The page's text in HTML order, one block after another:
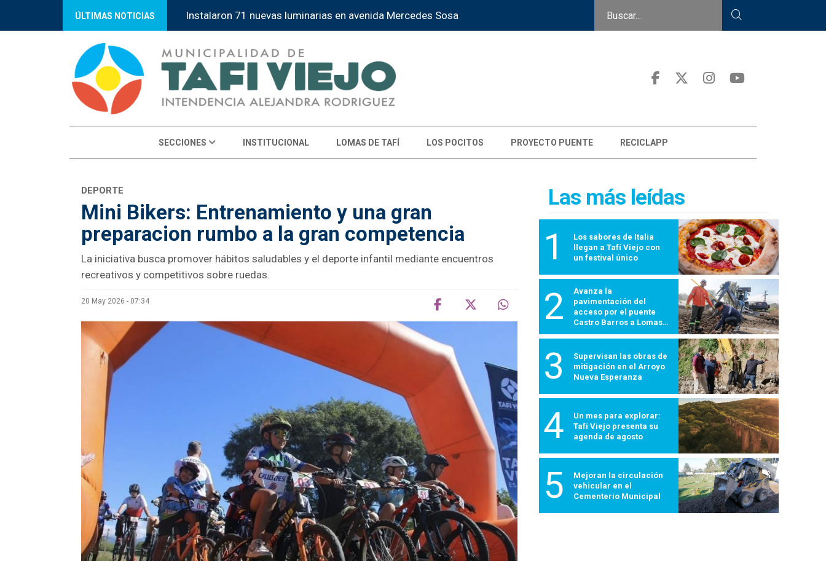
ÚLTIMAS NOTICIAS Instalaron 71 nuevas luminarias en avenida Mercedes Sosa
SECCIONES INSTITUCIONAL LOMAS DE TAFÍ LOS POCITOS PROYECTO PUENTE RECICLAPP
DEPORTE
Mini Bikers: Entrenamiento y una gran
preparacion rumbo a la gran competencia
La iniciativa busca promover hábitos saludables y el deporte infantil mediante encuentros
recreativos y competitivos sobre ruedas.
20 May 2026 - 07:34
Las más leídas
1
Los sabores de Italia
llegan a Tafí Viejo con
un festival único
2
Avanza la
pavimentación del
acceso por el puente
Castro Barros a Lomas
600
3
Supervisan las obras de
mitigación en el Arroyo
Nueva Esperanza
4
Un mes para explorar:
Tafí Viejo presenta su
agenda de agosto
5
Mejoran la circulación
vehicular en el
Cementerio Municipal